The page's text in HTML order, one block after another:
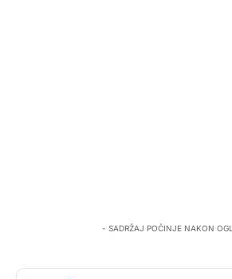
- SADRŽAJ POČINJE NAKON